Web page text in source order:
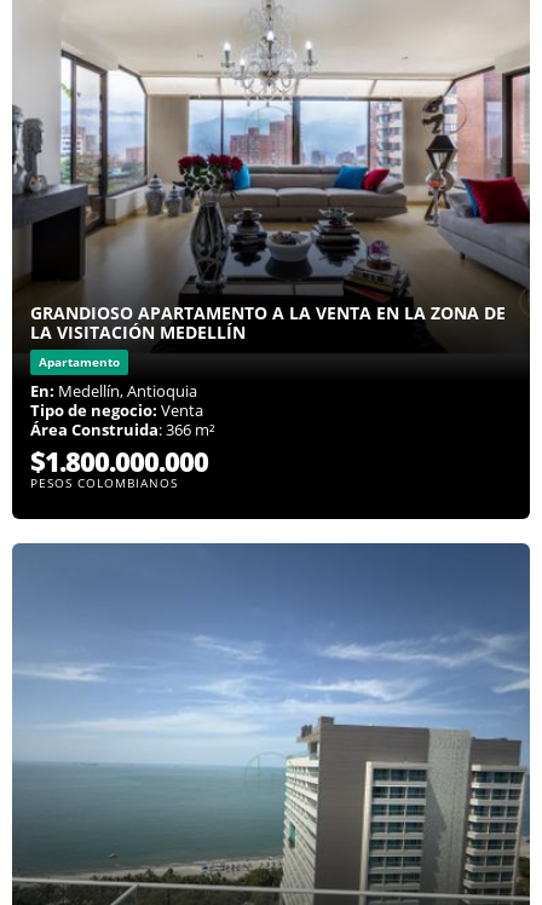
GRANDIOSO APARTAMENTO A LA VENTA EN LA ZONA DE
LA VISITACIÓN MEDELLÍN
Apartamento
En: Medellín, Antioquia
Tipo de negocio: Venta
Área Construida: 366 m²
$1.800.000.000
PESOS COLOMBIANOS